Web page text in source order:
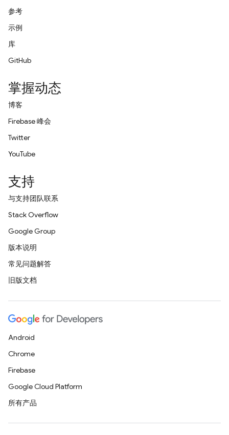
参考
示例
库
GitHub
掌握动态
博客
Firebase 峰会
Twitter
YouTube
支持
与支持团队联系
Stack Overflow
Google Group
版本说明
常见问题解答
旧版文档
Android
Chrome
Firebase
Google Cloud Platform
所有产品